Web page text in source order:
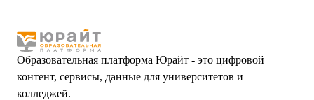
Образовательная платформа Юрайт - это цифровой
контент, сервисы, данные для университетов и
колледжей.